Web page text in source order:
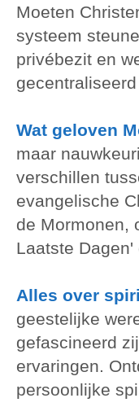
Moeten
systeem
privébezit en
Wat geloven
maar
verschillen
evangelische
de Mormonen,
Laatste Dagen'
Alles over
geestelijke
gefascineerd
ervaringen.
persoonlijke